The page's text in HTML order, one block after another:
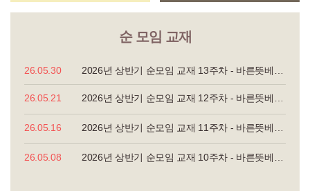
순 모임 교재
26.05.30 2026년 상반기 순모임 교재 13주차 - 바른뜻베이직...
26.05.21 2026년 상반기 순모임 교재 12주차 - 바른뜻베이직...
26.05.16
26.05.08